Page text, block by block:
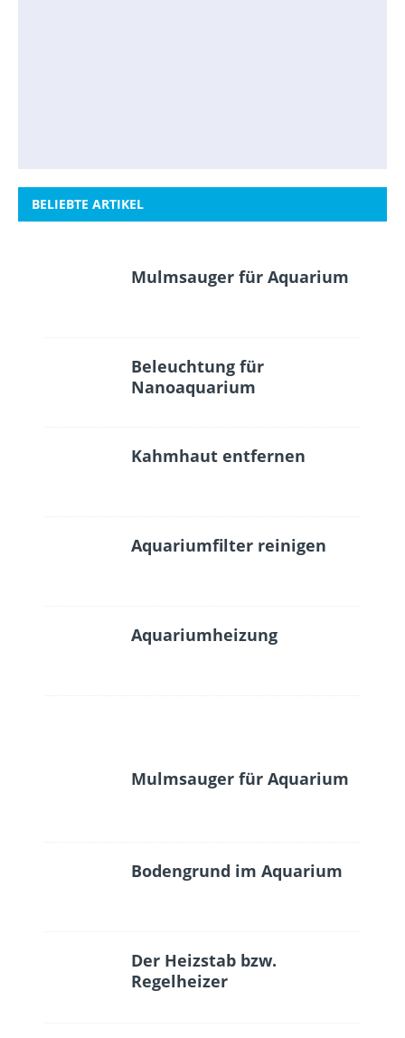
BELIEBTE ARTIKEL
Mulmsauger für Aquarium
Beleuchtung für
Nanoaquarium
Kahmhaut entfernen
Aquariumfilter reinigen
Aquariumheizung
Mulmsauger für Aquarium
Bodengrund im Aquarium
Der Heizstab bzw.
Regelheizer